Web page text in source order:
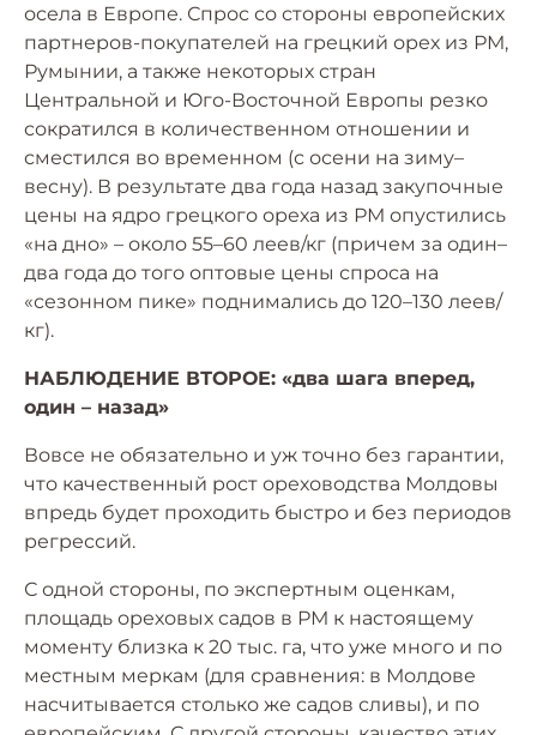
осела в Европе. Спрос со стороны европейских
партнеров-покупателей на грецкий орех из РМ,
Румынии, а также некоторых стран
Центральной и Юго-Восточной Европы резко
сократился в количественном отношении и
сместился во временном (с осени на зиму–
весну). В результате два года назад закупочные
цены на ядро грецкого ореха из РМ опустились
«на дно» – около 55–60 леев/кг (причем за один–
два года до того оптовые цены спроса на
«сезонном пике» поднимались до 120–130 леев/
кг).
НАБЛЮДЕНИЕ ВТОРОЕ: «два шага вперед,
один – назад»
Вовсе не обязательно и уж точно без гарантии,
что качественный рост ореховодства Молдовы
впредь будет проходить быстро и без периодов
регрессий.
С одной стороны, по экспертным оценкам,
площадь ореховых садов в РМ к настоящему
моменту близка к 20 тыс. га, что уже много и по
местным меркам (для сравнения: в Молдове
насчитывается столько же садов сливы), и по